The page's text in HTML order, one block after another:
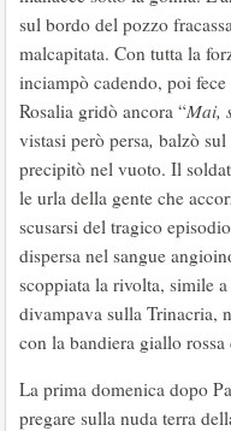
sul bordo del pozzo
malcapitata. Con tutta la
inciampò cadendo, poi
Rosalia gridò ancora “Mai,
vistasi però persa, balzò sul
precipitò nel vuoto. Il
le urla della gente che
scusarsi del tragico
dispersa nel sangue
scoppiata la rivolta, simile
divampava sulla Trinacria,
con la bandiera giallo rossa
La prima domenica dopo
pregare sulla nuda terra